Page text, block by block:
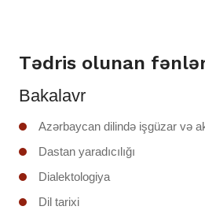
Tədris olunan
Bakalavr
Azərbaycan dilində işgüzar və
Dastan yaradıcılığı
Dialektologiya
Dil tarixi